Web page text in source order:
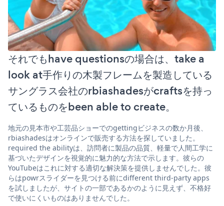
それでもhave questionsの場合は、take a
look at手作りの木製フレームを製造している
サングラス会社のrbiashadesがcraftsを持っ
ているものをbeen able to create。
地元の見本市や工芸品ショーでのgettingビジネスの数か月後、
rbiashadesはオンラインで販売する方法を探していました。
required the abilityは、訪問者に製品の品質、軽量で人間工学に
基づいたデザインを視覚的に魅力的な方法で示します。彼らの
YouTubeはこれに対する適切な解決策を提供しませんでした。彼
らはpowrスライダーを見つける前にdifferent third-party apps
を試しましたが、サイトの一部であるかのように見えず、不格好
で使いにくいものはありませんでした。